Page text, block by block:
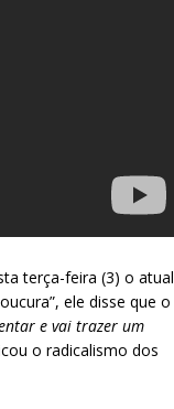
terça-feira (3) o atual
ele disse que o
e vai trazer um
o radicalismo dos